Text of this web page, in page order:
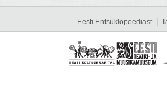
Eesti Entsüklopeediast